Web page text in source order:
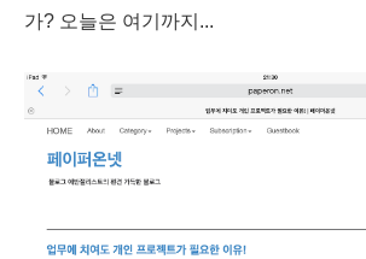
가? 오늘은 여기까지...